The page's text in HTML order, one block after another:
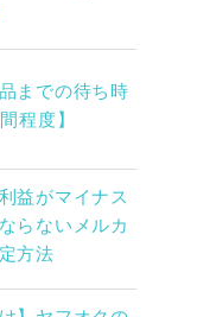
までの待ち時
程度】
益がマイナス
らないメルカ
方法